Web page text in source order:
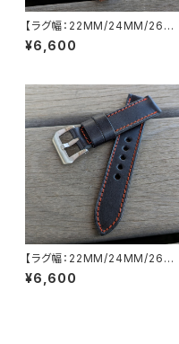
【ラグ幅：22MM/24MM/26M
M対応】【一枚革/SP-1PBRYE】
【子穴：円形】日本製 ハンドメイ
腕時計 替えベルト LEVEL7
¥6,600
【ラグ幅：22MM/24MM/26M
M対応】【一枚革/SP-1PBKOR】
日本製 ハンドメイド スムースオ
¥6,600